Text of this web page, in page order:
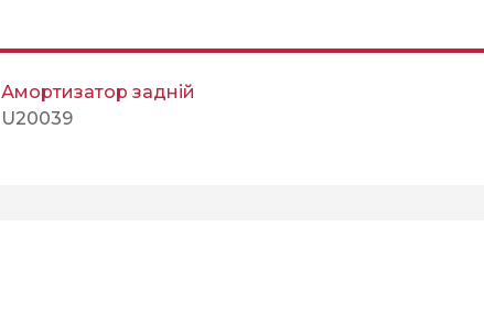
Амортизатор задній
U20039